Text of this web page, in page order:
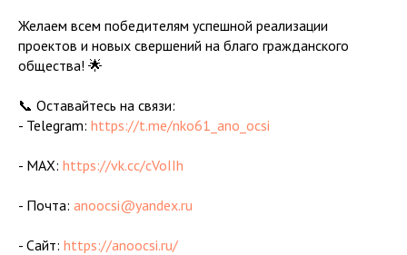
Желаем всем победителям успешной реализации
проектов и новых свершений на благо гражданского
общества! 🌟
📞 Оставайтесь на связи:
- Telegram: https://t.me/nko61_ano_ocsi
- MAX: https://vk.cc/cVoIIh
- Почта: anoocsi@yandex.ru
- Сайт: https://anoocsi.ru/